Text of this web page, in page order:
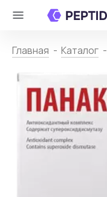
Главная Каталог
ЛичныйНазад
Каталог
Контакты